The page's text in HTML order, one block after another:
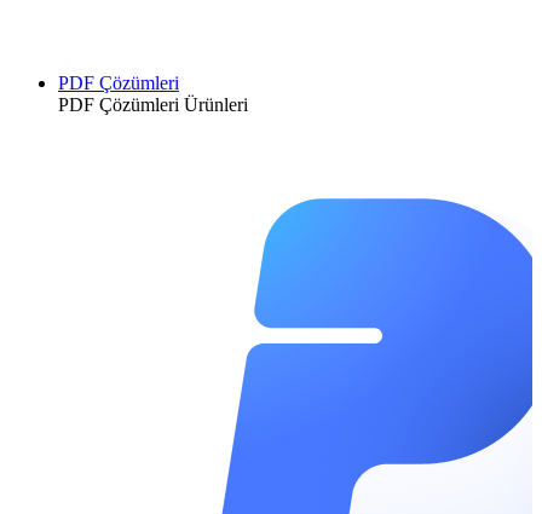
PDF Çözümleri
PDF Çözümleri Ürünleri